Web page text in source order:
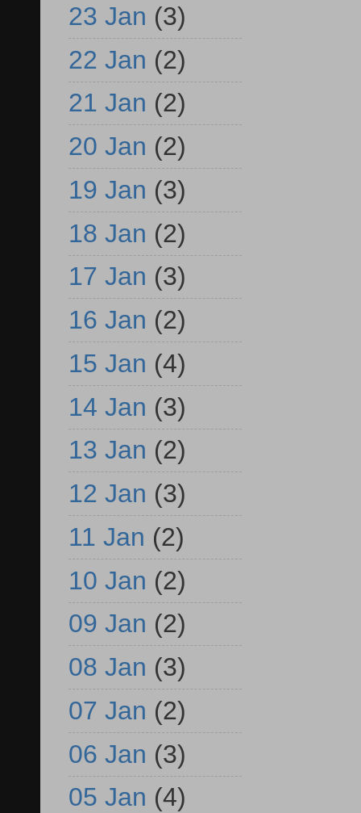
23 Jan (3)
22 Jan (2)
21 Jan (2)
20 Jan (2)
19 Jan (3)
18 Jan (2)
17 Jan (3)
16 Jan (2)
15 Jan (4)
14 Jan (3)
13 Jan (2)
12 Jan (3)
11 Jan (2)
10 Jan (2)
09 Jan (2)
08 Jan (3)
07 Jan (2)
06 Jan (3)
05 Jan (4)